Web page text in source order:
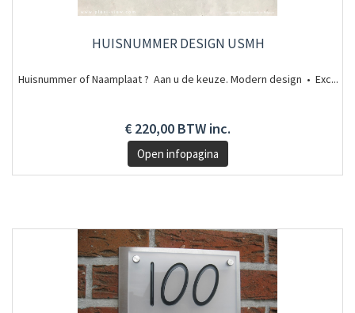
HUISNUMMER DESIGN USMH
Huisnummer of Naamplaat ? Aan u de keuze. Modern design • Exc...
€ 220,00 BTW inc.
Open infopagina